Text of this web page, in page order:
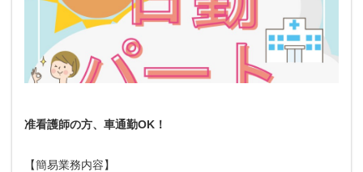
准看護師の方、車通勤OK！
【簡易業務内容】